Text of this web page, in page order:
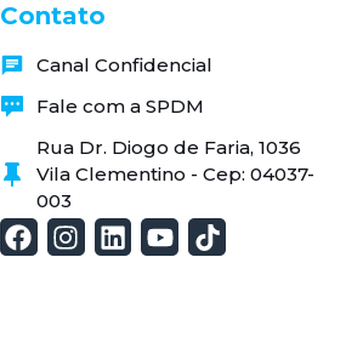
Contato
Canal Confidencial
Fale com a SPDM
Rua Dr. Diogo de Faria, 1036
Vila Clementino - Cep: 04037-
003